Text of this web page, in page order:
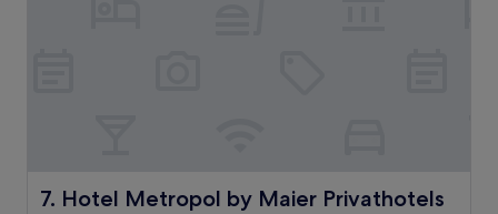
7. Hotel Metropol by Maier Privathotels
Hotel Metropol by Maier Privathotels